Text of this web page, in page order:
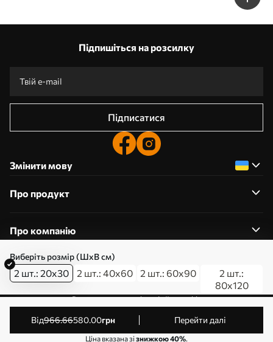
Виберіть розмір (ШхВ см)
2 шт.: 20x30 2 шт.: 40x60 2 шт.: 60x90
2 шт.:
80x120
від966.66580.00грн Перейти далі
Ціна вказана зізнижкою 40%.
Підпишіться на розсилку
Підписатися
Змінити мову
Про продукт
Про компанію
Редагування дозволів на файли cookie
© 2011-2026 Art-holst. Усі права захищені. Власник:
ТОВ “КЛЄВЄР”. Код ЄДРПОУ: 31780602.